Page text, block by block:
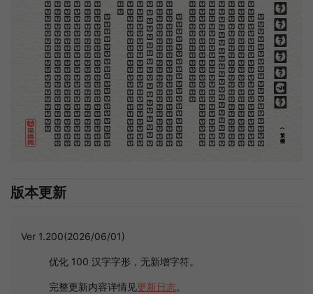
木刻創作法·序
地
不
問
東
西
，
凡
木
刻
的
圖
版
，
向
來
是
畫
管
畫，
刻
管
刻
，
印
管
印
的
。
中
國
用
得
最
早
，
而
照
例也
久
經
衰
退
；
清
光
緒
中
，
英
人
傅
蘭
雅
氏
編
印
《格
致
彙
編
》
，
插
圖
就
已
非
中
國
刻
工
所
能
刻
，
精細
的
必
需
由
英
國
運
了
圖
版
來
。
那
就
是
所
謂
「木
口
木
刻
」
，
也
即
「
複
製
木
刻
」
，
和
用
在
編
給印
度
人
讀
的
英
文
書
，
後
來
也
就
移
給
中
國
人
讀
的英
文
書
上
的
插
畫
，
是
同
類
的
。
那
時
我
還
是
一
個
兒
童
，
見
了
這
些
圖
，
便
震
驚於
它
的
精
工
活
潑
，
當
作
寶
貝
看
。
到
近
幾
年
，
才知
道
西
洋
還
有
一
種
由
畫
家
一
手
造
成
的
版
畫
，
也就
是
原
畫
，
倘
用
木
版
，
便
叫
作
「
創
作
木
刻」
，
是
藝
術
家
直
接
的
創
作
品
，
毫
不
假
手
於
刻
者和
印
者
的
。
現
在
我
們
所
要
紹
介
的
，
便
是
這
一
種
。
但
是
至
今
沒
有
一
本
講
說
木
刻
的
書
，
這
才
是
第一
本
。
雖
然
稍
簡
略
，
卻
已
經
給
了
讀
者
一
個
大
意。
由
此
發
展
下
去
，
路
是
廣
大
得
很
。
題
材
會
豐
富起
來
的
，
技
藝
也
會
精
煉
起
來
的
，
採
取
新
法
，
加以
中
國
舊
日
之
所
長
，
還
有
開
出
一
條
新
的
路
徑
來的
希
望
。
那
時
作
者
各
將
自
己
的
本
領
和
心
得
，
貢獻
出
來
，
中
國
的
木
刻
界
就
會
發
生
光
焰
。
(繁體)
版本更新
Ver 1.200(2026/06/01)
优化 100 汉字字形，无新增字符。
完整更新内容详情见更新日志。